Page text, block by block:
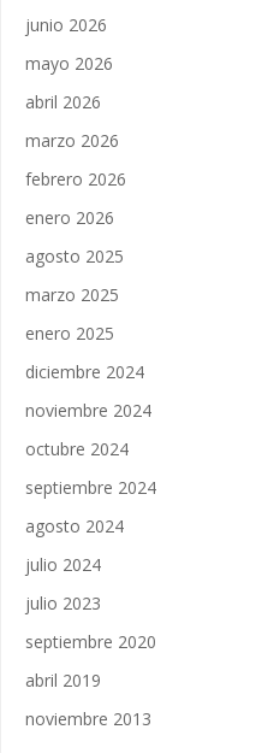
junio 2026
mayo 2026
abril 2026
marzo 2026
febrero 2026
enero 2026
agosto 2025
marzo 2025
enero 2025
diciembre 2024
noviembre 2024
octubre 2024
septiembre 2024
agosto 2024
julio 2024
julio 2023
septiembre 2020
abril 2019
noviembre 2013